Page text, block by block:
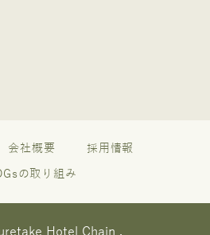
会社概要 採用情報
の取り組み
Hotel Chain .